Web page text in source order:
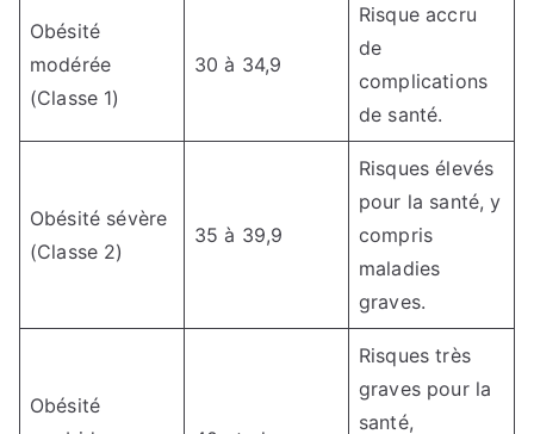
Obésité
modérée
(Classe 1)
30 à 34,9
Risque accru
de
complications
de santé.
Obésité sévère
(Classe 2)
35 à 39,9
Risques élevés
pour la santé, y
compris
maladies
graves.
Obésité
Risques très
graves pour la
santé,